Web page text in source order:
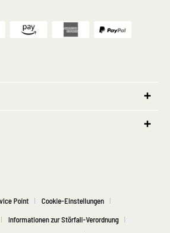
Point
Cookie-Einstellungen
Informationen zur Störfall-Verordnung